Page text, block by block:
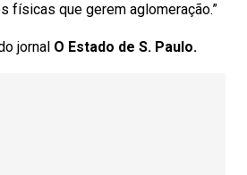
físicas que gerem aglomeração.”
jornal O Estado de S. Paulo.